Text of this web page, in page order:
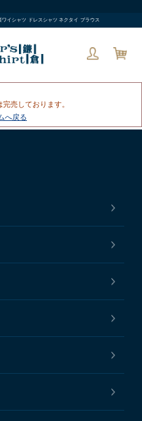
ワイシャツ ドレスシャツ ネクタイ ブラウス
売しております。
へ戻る